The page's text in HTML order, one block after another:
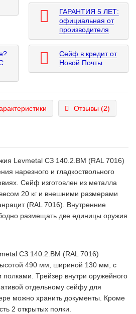
ГАРАНТИЯ 5 ЛЕТ:
официальная от
производителя
Сейф в кредит от
Новой Почты
Отзывы (2)
Levmetal СЗ 140.2.ВМ (RAL 7016)
нарезного и гладкоствольного
Сейф изготовлен из металла
20 кг и внешними размерами
(RAL 7016). Внутренние
размещать две единицы оружия
СЗ 140.2.ВМ (RAL 7016)
490 мм, шириной 130 мм, с
Трейзер внутри оружейного
отдельному сейфу для
можно хранить документы. Кроме
2 открытых полки.